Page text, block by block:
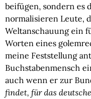
beifügen, sondern es
normalisieren Leute,
Weltanschauung ein
Worten eines
meine Feststellung
Buchstabenmensch
auch wenn er zur
findet, für das